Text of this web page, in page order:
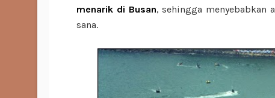
menarik di Busan, sehingga menyebabkan
sana.